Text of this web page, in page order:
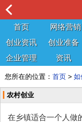
首页 网络营销
创业资讯
创业准备
企业管理
资讯
您所在的位置： 首页 > 如
农村创业
在乡镇适合一个人做